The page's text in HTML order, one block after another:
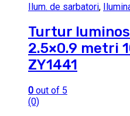
Ilum. de sarbatori,
Turtur
2.5×0.9 metri
ZY1441
0 out of 5
(0)